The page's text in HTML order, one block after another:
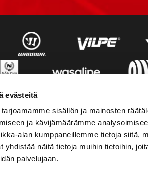
evästeitä
sisällön ja mainosten
ja kävijämäärämme
alan kumppaneillemme tietoja siitä,
yhdistää näitä tietoja muihin tietoihin,
palvelujaan.